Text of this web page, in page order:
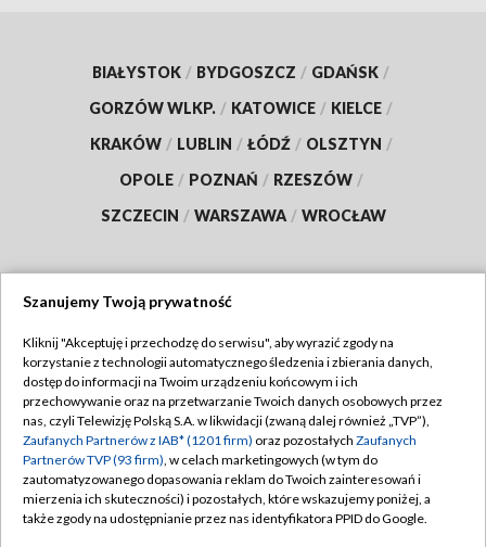
BIAŁYSTOK / BYDGOSZCZ / GDAŃSK /
GORZÓW WLKP. / KATOWICE / KIELCE /
KRAKÓW / LUBLIN / ŁÓDŹ / OLSZTYN /
OPOLE / POZNAŃ / RZESZÓW /
SZCZECIN / WARSZAWA / WROCŁAW
TVP
Abonament TVP
Emisja w TVP
Centrum informacji TVP
Naziemna Telewizja Cyfrowa
Regulamin TVP
Polityka prywatności
Moje zgody
Pomoc
Szanujemy Twoją prywatność
Kliknij "Akceptuję i przechodzę do serwisu", aby wyrazić zgody na
korzystanie z technologii automatycznego śledzenia i zbierania danych,
dostęp do informacji na Twoim urządzeniu końcowym i ich
przechowywanie oraz na przetwarzanie Twoich danych osobowych przez
nas, czyli Telewizję Polską S.A. w likwidacji (zwaną dalej również „TVP”),
Zaufanych Partnerów z IAB* (1201 firm) oraz pozostałych Zaufanych
Partnerów TVP (93 firm), w celach marketingowych (w tym do
zautomatyzowanego dopasowania reklam do Twoich zainteresowań i
mierzenia ich skuteczności) i pozostałych, które wskazujemy poniżej, a
także zgody na udostępnianie przez nas identyfikatora PPID do Google.